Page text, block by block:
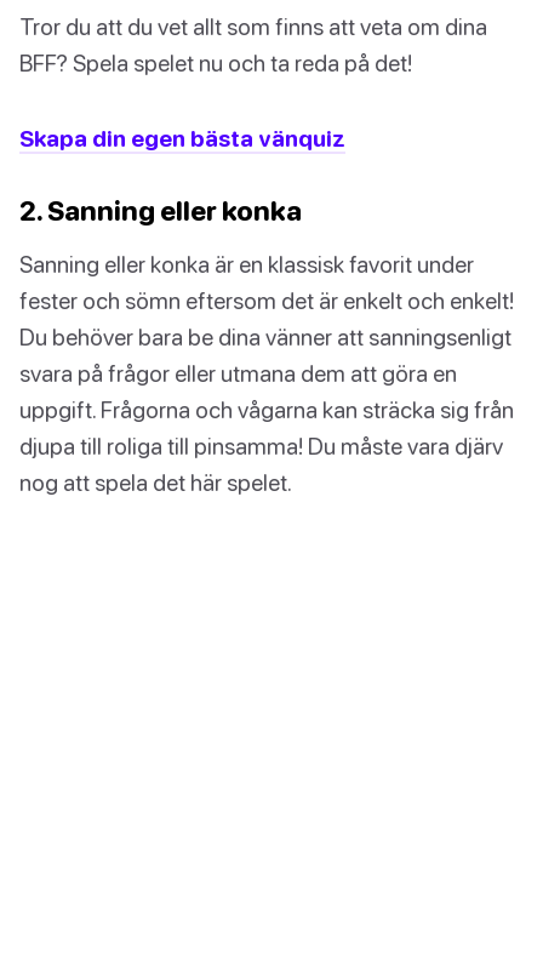
Tror du att du vet allt som finns att veta om dina
BFF? Spela spelet nu och ta reda på det!
Skapa din egen bästa vänquiz
2. Sanning eller konka
Sanning eller konka är en klassisk favorit under
fester och sömn eftersom det är enkelt och enkelt!
Du behöver bara be dina vänner att sanningsenligt
svara på frågor eller utmana dem att göra en
uppgift. Frågorna och vågarna kan sträcka sig från
djupa till roliga till pinsamma! Du måste vara djärv
nog att spela det här spelet.